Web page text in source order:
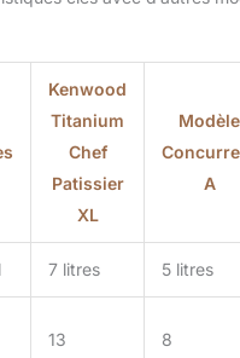
Kenwood
Titanium
Chef
Patissier
XL
Modèle
A
7 litres 5 litres
13 8